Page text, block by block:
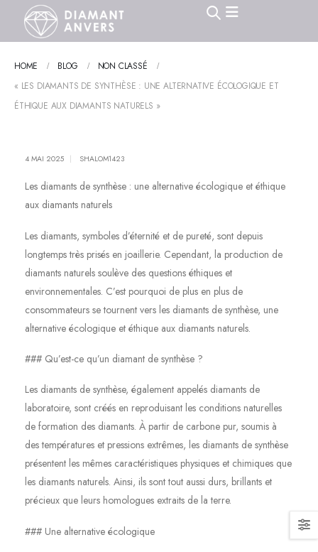
HOME BLOG
NON CLASSÉ
« LES DIAMANTS DE SYNTHÈSE : UNE ALTERNATIVE ÉCOLOGIQUE ET
ÉTHIQUE AUX DIAMANTS NATURELS »
4 MAI 2025 SHALOM1423
Les diamants de synthèse : une alternative écologique et éthique
aux diamants naturels
Les diamants, symboles d’éternité et de pureté, sont depuis
longtemps très prisés en joaillerie. Cependant, la production de
diamants naturels soulève des questions éthiques et
environnementales. C’est pourquoi de plus en plus de
consommateurs se tournent vers les diamants de synthèse, une
alternative écologique et éthique aux diamants naturels.
### Qu’est-ce qu’un diamant de synthèse ?
Les diamants de synthèse, également appelés diamants de
laboratoire, sont créés en reproduisant les conditions naturelles
de formation des diamants. À partir de carbone pur, soumis à
des températures et pressions extrêmes, les diamants de synthèse
présentent les mêmes caractéristiques physiques et chimiques que
les diamants naturels. Ainsi, ils sont tout aussi durs, brillants et
précieux que leurs homologues extraits de la terre.
### Une alternative écologique